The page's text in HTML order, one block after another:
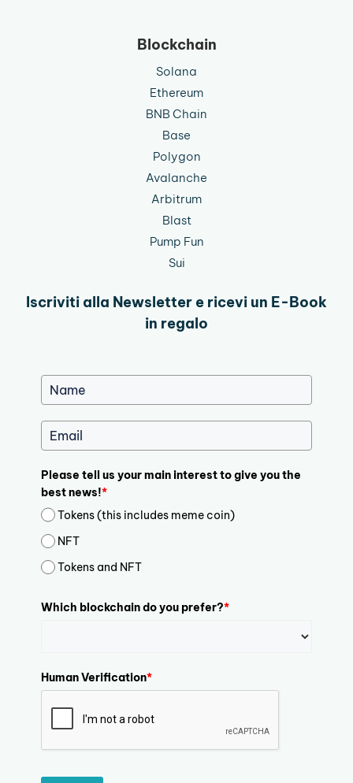
Blockchain
Solana
Ethereum
BNB Chain
Base
Polygon
Avalanche
Arbitrum
Blast
Pump Fun
Sui
Iscriviti alla Newsletter e ricevi un E-Book
in regalo
Please tell us your main interest to give you the
best news!*
Tokens (this includes meme coin)
NFT
Tokens and NFT
Which blockchain do you prefer?*
Human Verification*